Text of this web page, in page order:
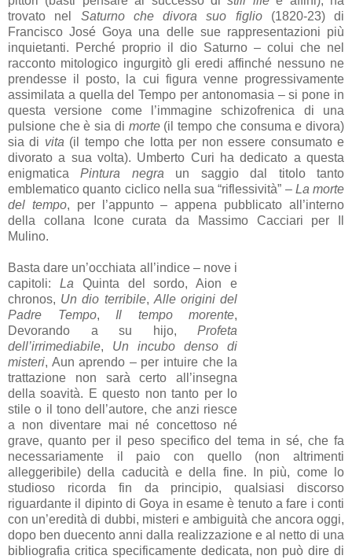
trovato nel Saturno che divora suo figlio(1820-23) di
Francisco José Goya una delle sue rappresentazioni più
inquietanti. Perché proprio il dio Saturno – colui che nel
racconto mitologico ingurgitò gli eredi affinché nessuno ne
prendesse il posto, la cui figura venne progressivamente
assimilata a quella del Tempo per antonomasia – si pone in
questa versione come l’immagine schizofrenica di una
pulsione che è sia di morte(il tempo che consuma e divora)
sia di vita (il tempo che lotta per non essere consumato e
divorato a sua volta). Umberto Curi ha dedicato a questa
enigmaticaPintura negra un saggio dal titolo tanto
emblematico quanto ciclico nella sua “riflessività” – La morte
del tempo, per l’appunto – appena pubblicato all’interno
della collana Icone curata da Massimo Cacciari per Il
Mulino.
Basta dare un’occhiata all’indice – nove i
capitoli: La Quinta del sordo, Aion e
chronos, Un dio terribile, Alle origini del
Padre Tempo, Il tempo morente,
Devorando a su hijo,Profeta
dell’irrimediabile, Un incubo denso di
misteri, Aun aprendo – per intuire che la
trattazione non sarà certo all’insegna
della soavità. E questo non tanto per lo
stile o il tono dell’autore, che anzi riesce
a non diventare mai né concettoso né
grave, quanto per il peso specifico del tema in sé, che fa
necessariamente il paio con quello (non altrimenti
alleggeribile) della caducità e della fine. In più, come lo
studioso ricorda fin da principio, qualsiasi discorso
riguardante il dipinto di Goya in esame è tenuto a fare i conti
con un’eredità di dubbi, misteri e ambiguità che ancora oggi,
dopo ben duecento anni dalla realizzazione e al netto di una
bibliografia critica specificamente dedicata, non può dire di